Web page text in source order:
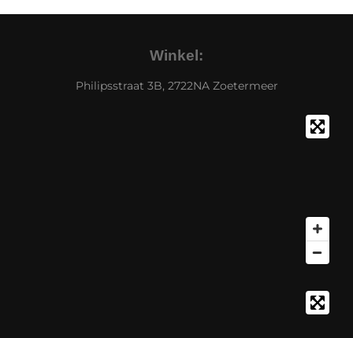
Winkel:
Philipsstraat 3B, 2722NA Zoetermeer